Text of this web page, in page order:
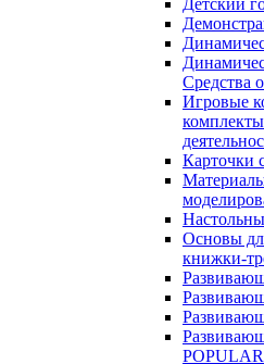
Детский
Средства
Игровые
Карточки
Основы
книжки-
POPULAR